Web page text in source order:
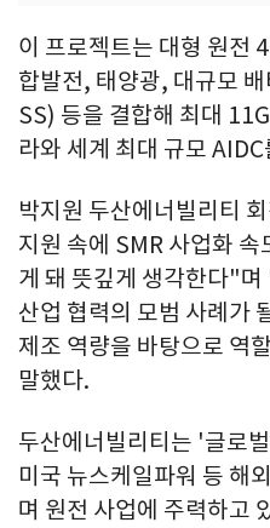
이 프로젝트는 대형 원전
합발전, 태양광, 대규모
SS) 등을 결합해 최대
라와 세계 최대 규모
박지원 두산에너빌리티
지원 속에 SMR 사업화
게 돼 뜻깊게 생각한다"며
산업 협력의 모범 사례가
제조 역량을 바탕으로 역
말했다.
두산에너빌리티는 '글로
미국 뉴스케일파워 등 해
며 원전 사업에 주력하고